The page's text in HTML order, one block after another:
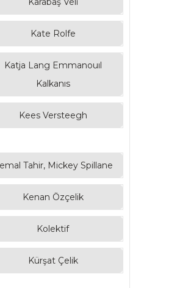
Kate Rolfe
Katja Lang Emmanouıl
Kalkanıs
Kees Versteegh
Tahir, Mickey Spillane
Kenan Özçelik
Kolektif
Kürşat Çelik